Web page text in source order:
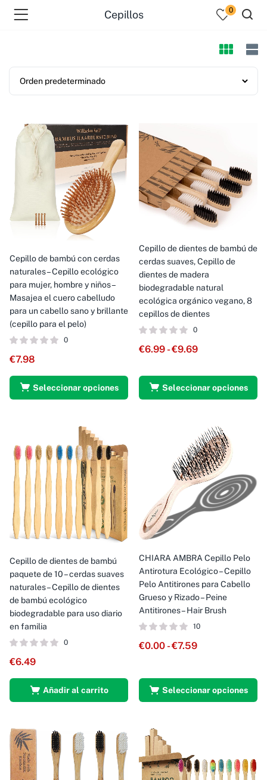
Cepillos 0
Cepillo de bambú con cerdas
naturales – Cepillo ecológico
para mujer, hombre y niños –
Masajea el cuero cabelludo
para un cabello sano y brillante
(cepillo para el pelo)
0
€7.98
Seleccionar opciones
Cepillo de dientes de bambú de
cerdas suaves, Cepillo de
dientes de madera
biodegradable natural
ecológica orgánico vegano, 8
cepillos de dientes
0
€6.99 - €9.69
Seleccionar opciones
Cepillo de dientes de bambú
paquete de 10 – cerdas suaves
naturales – Cepillo de dientes
de bambú ecológico
biodegradable para uso diario
en familia
0
€6.49
Añadir al carrito
CHIARA AMBRA Cepillo Pelo
Antirotura Ecológico – Cepillo
Pelo Antitirones para Cabello
Grueso y Rizado – Peine
Antitirones – Hair Brush
10
€0.00 - €7.59
Seleccionar opciones